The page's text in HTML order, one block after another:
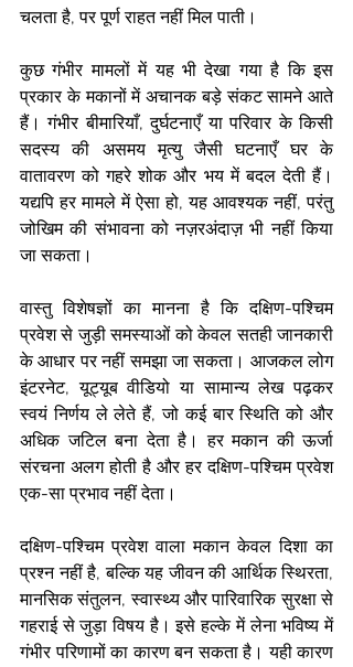
चलता है, पर पूर्ण राहत नहीं मिल पाती।
कुछ गंभीर मामलों में यह भी देखा गया है कि इस
प्रकार के मकानों में अचानक बड़े संकट सामने आते
हैं। गंभीर बीमारियाँ, दुर्घटनाएँ या परिवार के किसी
सदस्य की असमय मृत्यु जैसी घटनाएँ घर के
वातावरण को गहरे शोक और भय में बदल देती हैं।
यद्यपि हर मामले में ऐसा हो, यह आवश्यक नहीं, परंतु
जोखिम की संभावना को नज़रअंदाज़ भी नहीं किया
जा सकता।
वास्तु विशेषज्ञों का मानना है कि दक्षिण-पश्चिम
प्रवेश से जुड़ी समस्याओं को केवल सतही जानकारी
के आधार पर नहीं समझा जा सकता। आजकल लोग
इंटरनेट, यूट्यूब वीडियो या सामान्य लेख पढ़कर
स्वयं निर्णय ले लेते हैं, जो कई बार स्थिति को और
अधिक जटिल बना देता है। हर मकान की ऊर्जा
संरचना अलग होती है और हर दक्षिण-पश्चिम प्रवेश
एक-सा प्रभाव नहीं देता।
दक्षिण-पश्चिम प्रवेश वाला मकान केवल दिशा का
प्रश्न नहीं है, बल्कि यह जीवन की आर्थिक स्थिरता,
मानसिक संतुलन, स्वास्थ्य और पारिवारिक सुरक्षा से
गहराई से जुड़ा विषय है। इसे हल्के में लेना भविष्य में
गंभीर परिणामों का कारण बन सकता है। यही कारण